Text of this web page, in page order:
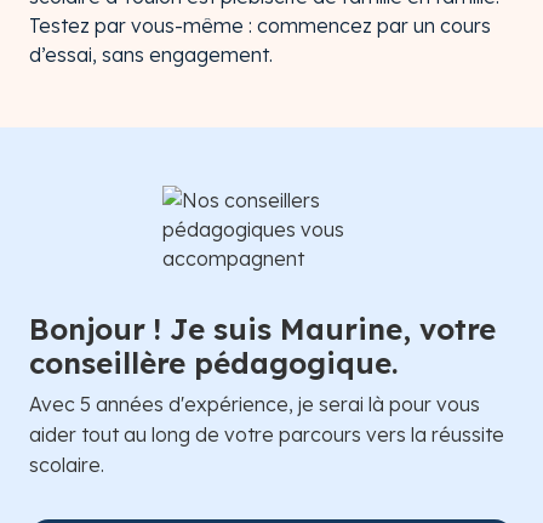
Testez par vous-même : commencez par un cours
d’essai, sans engagement.
Bonjour ! Je suis Maurine, votre
conseillère pédagogique.
Avec 5 années d'expérience, je serai là pour vous
aider tout au long de votre parcours vers la réussite
scolaire.